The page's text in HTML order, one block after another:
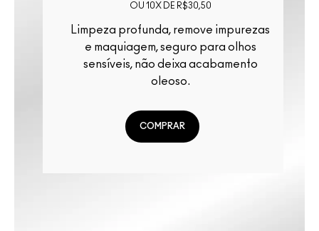
OU 10X DE R$30,50
Limpeza profunda, remove impurezas
e maquiagem, seguro para olhos
sensíveis, não deixa acabamento
oleoso.
COMPRAR